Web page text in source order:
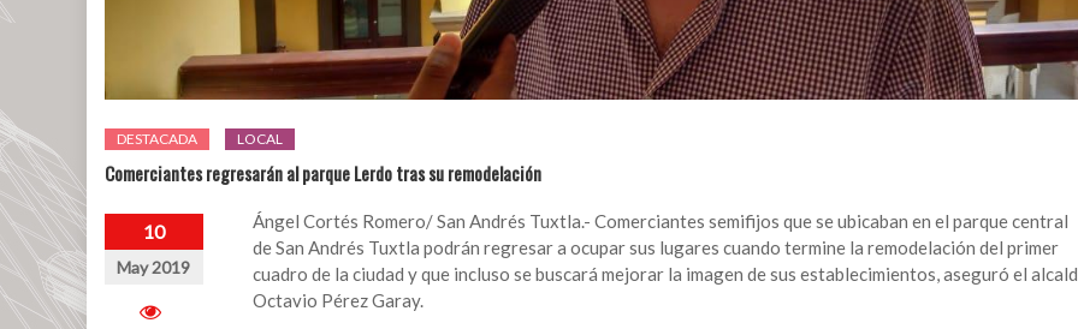
DESTACADA LOCAL
Comerciantes regresarán al parque Lerdo tras su remodelación
10
May 2019
Ángel Cortés Romero/ San Andrés Tuxtla.- Comerciantes semifijos que se ubicaban en el parque central
de San Andrés Tuxtla podrán regresar a ocupar sus lugares cuando termine la remodelación del primer
cuadro de la ciudad y que incluso se buscará mejorar la imagen de sus establecimientos, aseguró el
Octavio Pérez Garay.